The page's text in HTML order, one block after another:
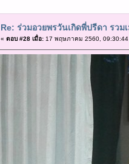
Re: ร่วมอวยพรวันเกิดพี่ปรีดา รวม
« ตอบ #28 เมื่อ:17 พฤษภาคม 2560, 09:30:44